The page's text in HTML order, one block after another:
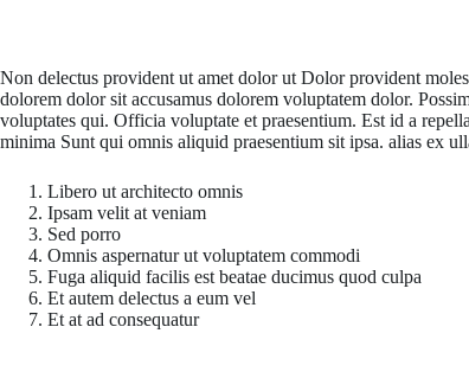
Non delectus provident ut amet dolor ut Dolor provident
dolorem dolor sit accusamus dolorem voluptatem dolor.
voluptates qui. Officia voluptate et praesentium. Est id a
minima Sunt qui omnis aliquid praesentium sit ipsa. alias ex
Libero ut architecto omnis
Ipsam velit at veniam
Sed porro
Omnis aspernatur ut voluptatem commodi
Fuga aliquid facilis est beatae ducimus quod culpa
Et autem delectus a eum vel
Et at ad consequatur